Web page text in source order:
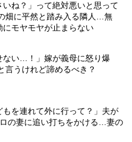
いね？」って絶対悪いと思って
畑に平然と踏み入る隣人…無
モヤモヤが止まらない
ない…！」嫁が義母に怒り爆
言うけれど諦めるべき？
もを連れて外に行って？」夫が
の妻に追い打ちをかける…妻の